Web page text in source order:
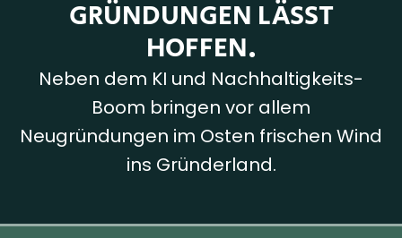
GRÜNDUNGEN LÄSST
HOFFEN.
Neben dem KI und Nachhaltigkeits-
Boom bringen vor allem
Neugründungen im Osten frischen Wind
ins Gründerland.